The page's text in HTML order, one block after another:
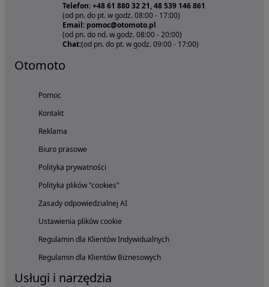
Telefon: +48 61 880 32 21, 48 539 146 861
(od pn. do pt. w godz. 08:00 - 17:00)
Email: pomoc@otomoto.pl
(od pn. do nd. w godz. 08:00 - 20:00)
Chat:(od pn. do pt. w godz. 09:00 - 17:00)
Otomoto
Pomoc
Kontakt
Reklama
Biuro prasowe
Polityka prywatności
Polityka plików "cookies"
Zasady odpowiedzialnej AI
Ustawienia plików cookie
Regulamin dla Klientów Indywidualnych
Regulamin dla Klientów Biznesowych
Usługi i narzędzia